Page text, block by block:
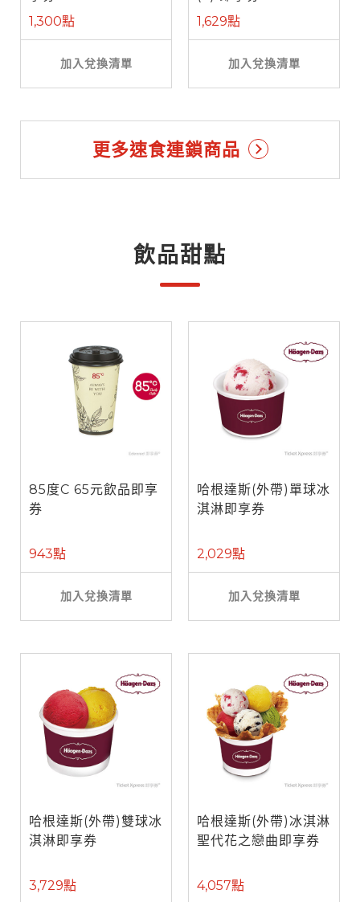
1,300點
加入兌換清單
1,629點
加入兌換清單
更多速食連鎖商品
飲品甜點
85度C 65元飲品即享
券
943點
加入兌換清單
哈根達斯(外帶)單球冰
淇淋即享券
2,029點
加入兌換清單
哈根達斯(外帶)雙球冰
淇淋即享券
3,729點
哈根達斯(外帶)冰淇淋
聖代花之戀曲即享券
4,057點